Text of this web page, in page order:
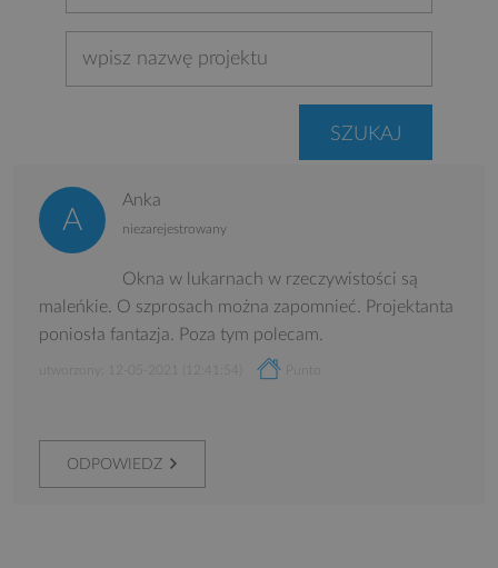
Anka
niezarejestrowany
Okna w lukarnach w rzeczywistości są
maleńkie. O szprosach można zapomnieć. Projektanta
poniosła fantazja. Poza tym polecam.
utworzony: 12-05-2021 (12:41:54)
ODPOWIEDZ